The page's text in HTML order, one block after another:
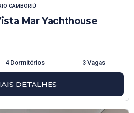
CAMBORIÚ
Mar Yachthouse
4 Dormitórios 3 Vagas
DETALHES